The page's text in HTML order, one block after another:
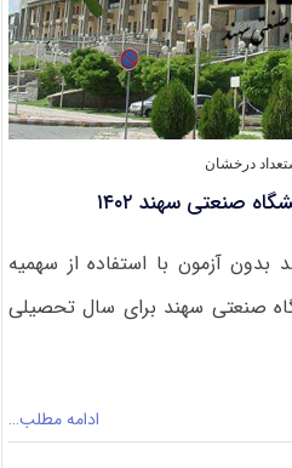
درخشان
صنعتی سهند ۱۴۰۲
آزمون با استفاده از سهمیه
صنعتی سهند برای سال تحصیلی
ادامه مطلب…